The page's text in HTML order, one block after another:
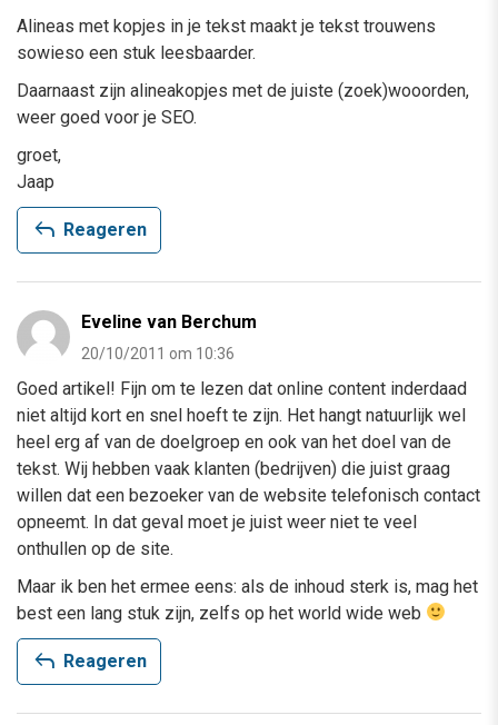
Alineas met kopjes in je tekst maakt je tekst trouwens
sowieso een stuk leesbaarder.
Daarnaast zijn alineakopjes met de juiste (zoek)wooorden,
weer goed voor je SEO.
groet,
Jaap
reply Reageren
Eveline van Berchum
20/10/2011 om 10:36
Goed artikel! Fijn om te lezen dat online content inderdaad
niet altijd kort en snel hoeft te zijn. Het hangt natuurlijk wel
heel erg af van de doelgroep en ook van het doel van de
tekst. Wij hebben vaak klanten (bedrijven) die juist graag
willen dat een bezoeker van de website telefonisch contact
opneemt. In dat geval moet je juist weer niet te veel
onthullen op de site.
Maar ik ben het ermee eens: als de inhoud sterk is, mag het
best een lang stuk zijn, zelfs op het world wide web
reply Reageren